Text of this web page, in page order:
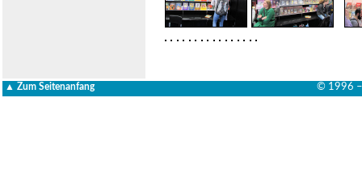
▲ Zum Seitenanfang © 1996